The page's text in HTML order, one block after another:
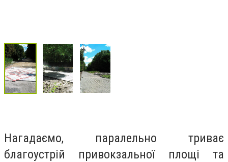
Нагадаємо, паралельно триває
благоустрій привокзальної площі та